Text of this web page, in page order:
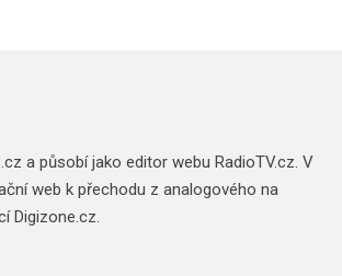
a působí jako editor webu RadioTV.cz. V
web k přechodu z analogového na
Digizone.cz.